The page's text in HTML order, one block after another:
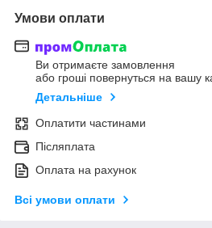
Умови оплати
Ви отримаєте замовлення
або гроші повернуться на вашу
Детальніше
Оплатити частинами
Післяплата
Оплата на рахунок
Всі умови оплати